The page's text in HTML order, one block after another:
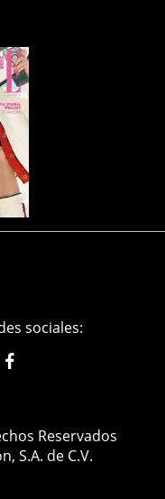
sociales:
ellemexico
Reservados
S.A. de C.V.